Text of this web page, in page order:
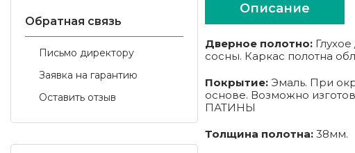
Обратная связь
Письмо директору
Заявка на гарантию
Оставить отзыв
Описание
Дверное полотно:
сосны. Каркас полотна
Покрытие: Эмаль. При
основе. Возможно
ПАТИНЫ
Толщина полотна: 38мм.